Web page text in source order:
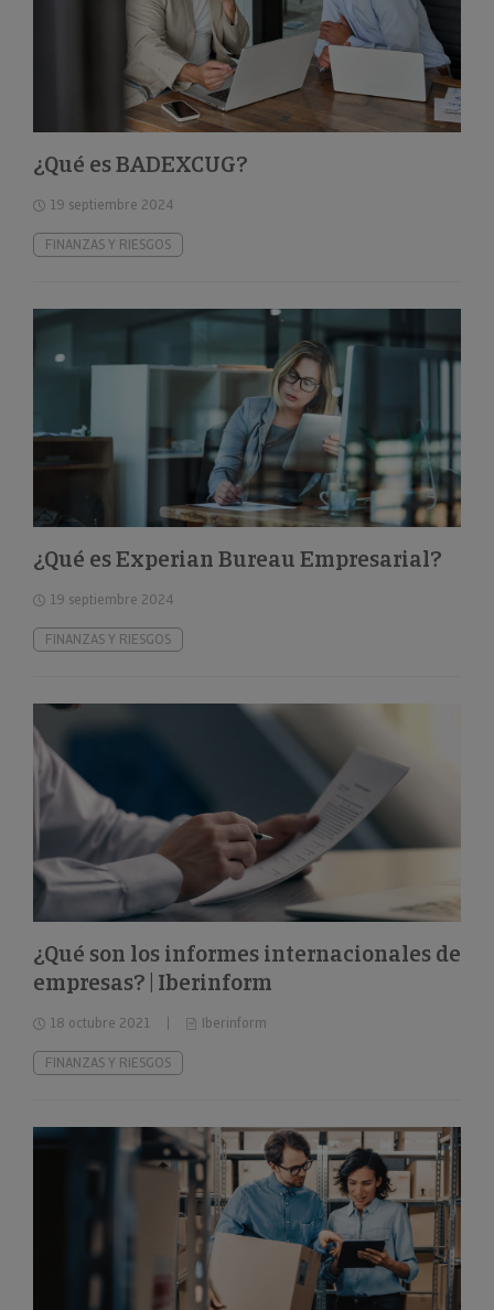
¿Qué es BADEXCUG?
19 septiembre 2024
FINANZAS Y RIESGOS
¿Qué es Experian Bureau Empresarial?
19 septiembre 2024
FINANZAS Y RIESGOS
¿Qué son los informes internacionales de
empresas? | Iberinform
18 octubre 2021 Iberinform
FINANZAS Y RIESGOS